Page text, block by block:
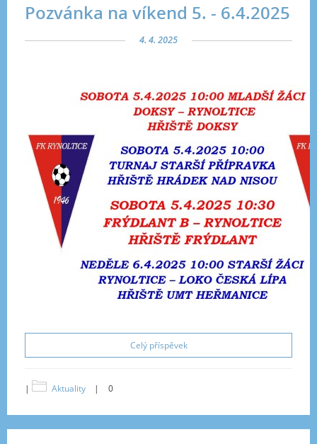
Pozvánka na víkend 5. - 6.4.2025
4. 4. 2025
Celý příspěvek
| Aktuality | 0